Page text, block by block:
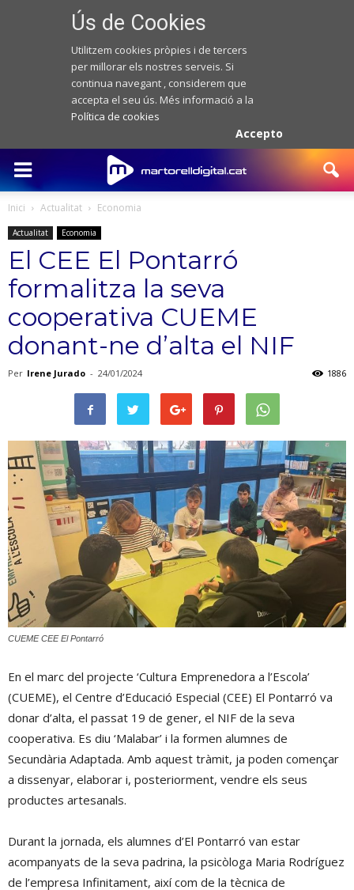
Ús de Cookies
Utilitzem cookies pròpies i de tercers
per millorar els nostres serveis. Si
continua navegant , considerem que
accepta el seu ús. Més informació a la
Política de cookies
Accepto
Inici Actualitat Economia
Actualitat Economia
El CEE El Pontarró
formalitza la seva
cooperativa CUEME
donant-ne d’alta el NIF
Per Irene Jurado - 24/01/2024 1886
CUEME CEE El Pontarró
En el marc del projecte ‘Cultura Emprenedora a l’Escola’
(CUEME), el Centre d’Educació Especial (CEE) El Pontarró va
donar d’alta, el passat 19 de gener, el NIF de la seva
cooperativa. Es diu ‘Malabar’ i la formen alumnes de
Secundària Adaptada. Amb aquest tràmit, ja poden començar
a dissenyar, elaborar i, posteriorment, vendre els seus
productes artesanals.
Durant la jornada, els alumnes d’El Pontarró van estar
acompanyats de la seva padrina, la psicòloga Maria Rodríguez
de l’empresa Infinitament, així com de la tècnica de